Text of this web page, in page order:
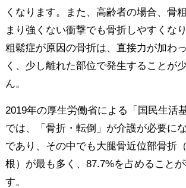
くなります。また、高齢者の場合、骨
まり強くない衝撃でも骨折しやすくな
粗鬆症が原因の骨折は、直接力が加わ
く、少し離れた部位で発生することが
ん。
2019年の厚生労働省による「国民生活
では、「骨折・転倒」が介護が必要に
であり、その中でも大腿骨近位部骨折
根）が最も多く、87.7%を占めること
す。